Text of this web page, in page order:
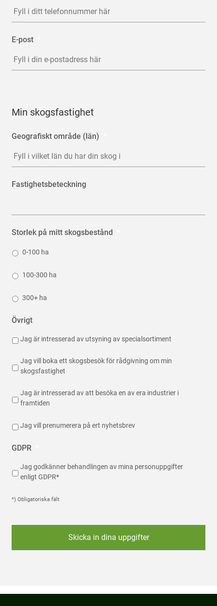
E-post
Min skogsfastighet
Geografiskt område (län)
Fastighetsbeteckning
Storlek på mitt skogsbestånd
0-100 ha
100-300 ha
300+ ha
Övrigt
Jag är intresserad av utsyning av specialsortiment
Jag vill boka ett skogsbesök för rådgivning om min
skogsfastighet
Jag är intresserad av att besöka en av era industrier i
framtiden
Jag vill prenumerera på ert nyhetsbrev
GDPR
Jag godkänner behandlingen av mina personuppgifter
enligt GDPR*
*) Obligatoriska fält